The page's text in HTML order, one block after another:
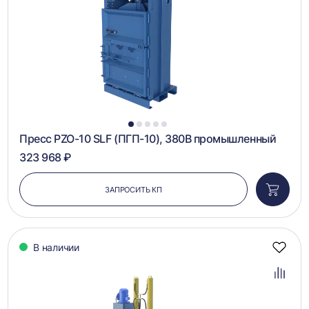
1 2 3 4 5
Пресс PZO-10 SLF (ПГП-10), 380В промышленный
323 968 ₽
ЗАПРОСИТЬ КП
в
В наличии